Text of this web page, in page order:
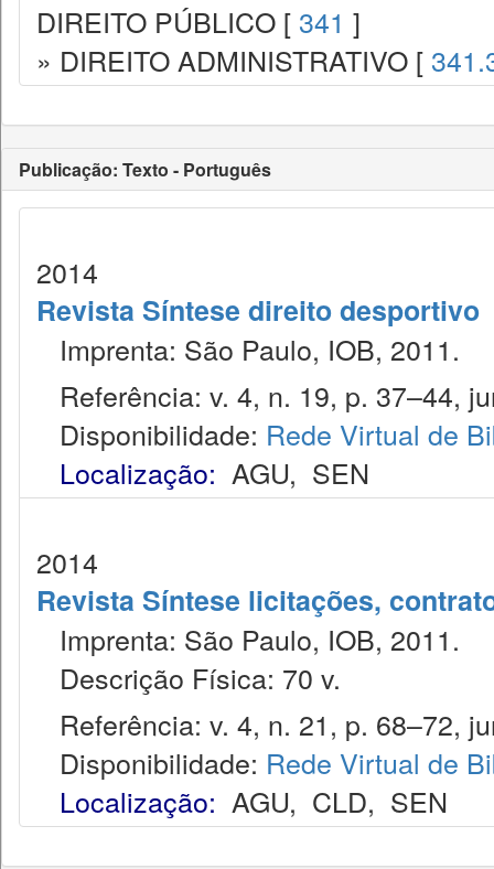
DIREITO PÚBLICO [ 341 ]
» DIREITO ADMINISTRATIVO [
Publicação: Texto - Português
2014
Revista Síntese direito desportivo
Imprenta: São Paulo, IOB, 2011.
Referência: v. 4, n. 19, p. 37–44,
Disponibilidade: Rede Virtual de
Localização: AGU, SEN
2014
Revista Síntese licitações,
Imprenta: São Paulo, IOB, 2011.
Descrição Física: 70 v.
Referência: v. 4, n. 21, p. 68–72,
Disponibilidade: Rede Virtual de
Localização: AGU, CLD, SEN